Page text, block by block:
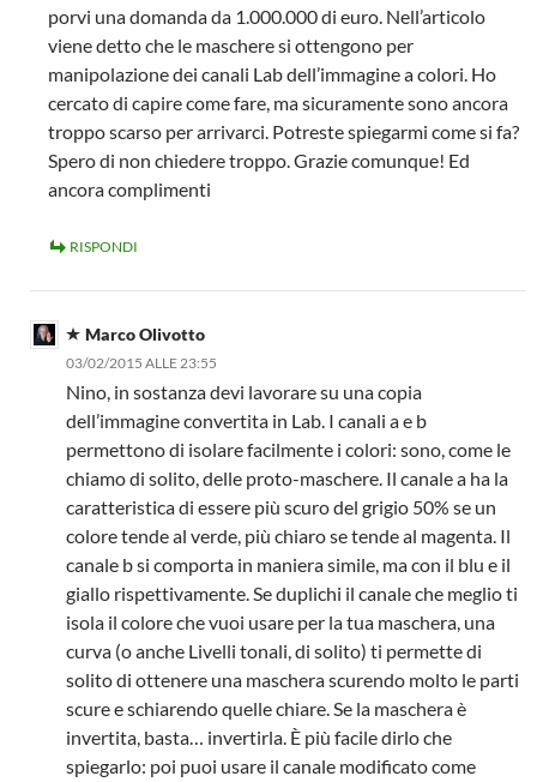
porvi una domanda da 1.000.000 di euro. Nell’articolo
viene detto che le maschere si ottengono per
manipolazione dei canali Lab dell’immagine a colori. Ho
cercato di capire come fare, ma sicuramente sono ancora
troppo scarso per arrivarci. Potreste spiegarmi come si fa?
Spero di non chiedere troppo. Grazie comunque! Ed
ancora complimenti
RISPONDI
Marco Olivotto
03/02/2015 ALLE 23:55
Nino, in sostanza devi lavorare su una copia
dell’immagine convertita in Lab. I canali a e b
permettono di isolare facilmente i colori: sono, come le
chiamo di solito, delle proto-maschere. Il canale a ha la
caratteristica di essere più scuro del grigio 50% se un
colore tende al verde, più chiaro se tende al magenta. Il
canale b si comporta in maniera simile, ma con il blu e il
giallo rispettivamente. Se duplichi il canale che meglio ti
isola il colore che vuoi usare per la tua maschera, una
curva (o anche Livelli tonali, di solito) ti permette di
solito di ottenere una maschera scurendo molto le parti
scure e schiarendo quelle chiare. Se la maschera è
invertita, basta… invertirla. È più facile dirlo che
spiegarlo: poi puoi usare il canale modificato come